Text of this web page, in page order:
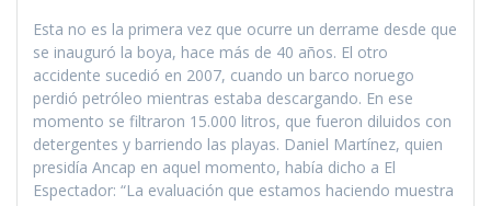
Esta no es la primera vez que ocurre un derrame desde que
se inauguró la boya, hace más de 40 años. El otro
accidente sucedió en 2007, cuando un barco noruego
perdió petróleo mientras estaba descargando. En ese
momento se filtraron 15.000 litros, que fueron diluidos con
detergentes y barriendo las playas. Daniel Martínez, quien
presidía Ancap en aquel momento, había dicho a El
Espectador: “La evaluación que estamos haciendo muestra